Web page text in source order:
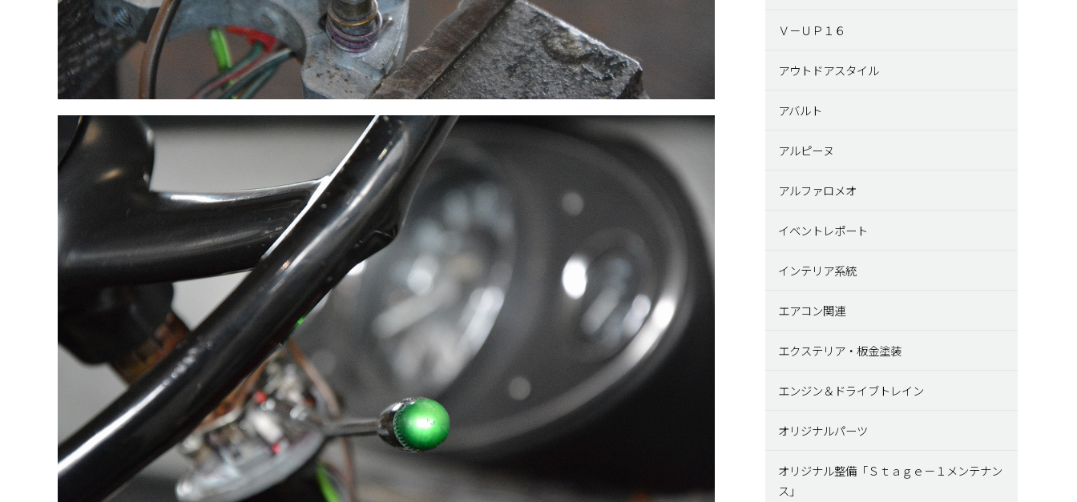
Ｖ－ＵＰ１６
アウトドアスタイル
アバルト
アルピーヌ
アルファロメオ
イベントレポート
インテリア系統
エアコン関連
エクステリア・板金塗装
エンジン＆ドライブトレイン
オリジナルパーツ
オリジナル整備「Ｓｔａｇｅ－１メンテナン
ス」